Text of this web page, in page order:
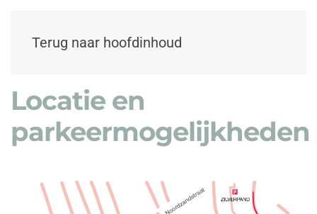
Terug naar hoofdinhoud
Locatie en
parkeermogelijkheden